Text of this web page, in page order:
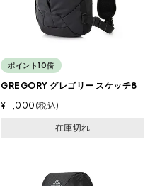
ポイント10倍
GREGORY グレゴリー スケッチ8
¥11,000 税込
在庫切れ